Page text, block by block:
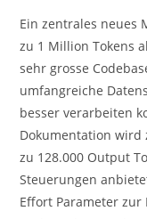
Ein zentrales neues
zu 1 Million Tokens
sehr grosse
umfangreiche
besser verarbeiten
Dokumentation wird
zu 128.000 Output
Steuerungen
Effort Parameter zur